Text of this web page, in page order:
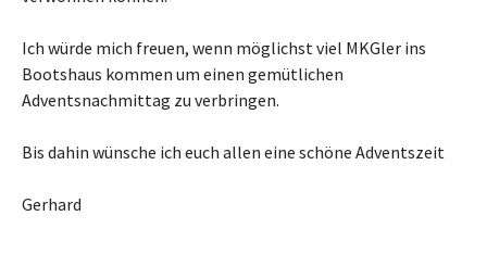
Ich würde mich freuen, wenn möglichst viel MKGler ins
Bootshaus kommen um einen gemütlichen
Adventsnachmittag zu verbringen.
Bis dahin wünsche ich euch allen eine schöne Adventszeit
Gerhard